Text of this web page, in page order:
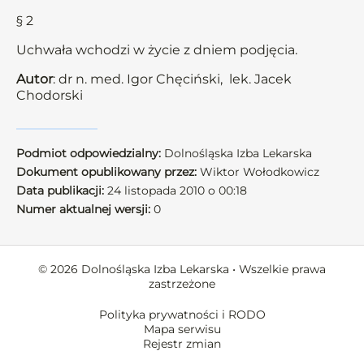
§ 2
Uchwała wchodzi w życie z dniem podjęcia.
Autor: dr n. med. Igor Chęciński, lek. Jacek
Chodorski
Podmiot odpowiedzialny: Dolnośląska Izba Lekarska
Dokument opublikowany przez: Wiktor Wołodkowicz
Data publikacji: 24 listopada 2010 o 00:18
Numer aktualnej wersji: 0
© 2026 Dolnośląska Izba Lekarska • Wszelkie prawa
zastrzeżone
Polityka prywatności i RODO
Mapa serwisu
Rejestr zmian